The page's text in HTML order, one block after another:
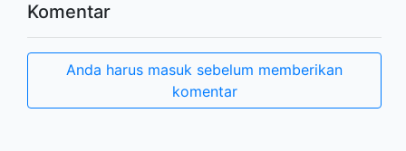
Komentar
Anda harus masuk sebelum memberikan
komentar